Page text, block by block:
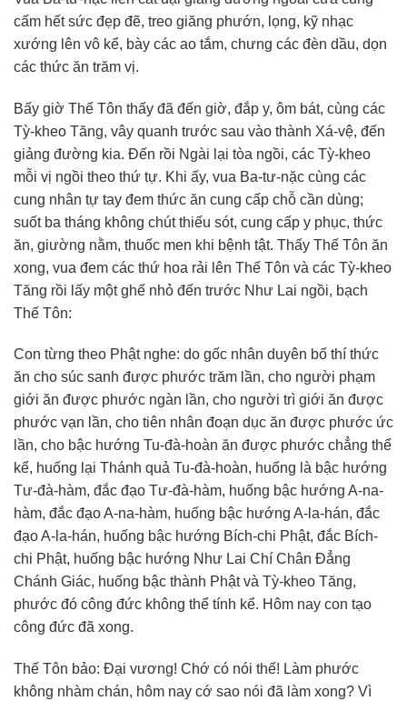
cấm hết sức đẹp đẽ, treo giăng phướn, lọng, kỹ nhạc
xướng lên vô kể, bày các ao tắm, chưng các đèn dầu, dọn
các thức ăn trăm vị.
Bấy giờ Thế Tôn thấy đã đến giờ, đắp y, ôm bát, cùng các
Tỳ-kheo Tăng, vây quanh trước sau vào thành Xá-vệ, đến
giảng đường kia. Đến rồi Ngài lại tòa ngồi, các Tỳ-kheo
mỗi vị ngồi theo thứ tự. Khi ấy, vua Ba-tư-nặc cùng các
cung nhân tự tay đem thức ăn cung cấp chỗ cần dùng;
suốt ba tháng không chút thiếu sót, cung cấp y phục, thức
ăn, giường nằm, thuốc men khi bệnh tật. Thấy Thế Tôn ăn
xong, vua đem các thứ hoa rải lên Thế Tôn và các Tỳ-kheo
Tăng rồi lấy một ghế nhỏ đến trước Như Lai ngồi, bạch
Thế Tôn:
Con từng theo Phật nghe: do gốc nhân duyên bố thí thức
ăn cho súc sanh được phước trăm lần, cho người phạm
giới ăn được phước ngàn lần, cho người trì giới ăn được
phước vạn lần, cho tiên nhân đoạn dục ăn được phước ức
lần, cho bậc hướng Tu-đà-hoàn ăn được phước chẳng thể
kể, huống lại Thánh quả Tu-đà-hoàn, huống là bậc hướng
Tư-đà-hàm, đắc đạo Tư-đà-hàm, huống bậc hướng A-na-
hàm, đắc đạo A-na-hàm, huống bậc hướng A-la-hán, đắc
đạo A-la-hán, huống bậc hướng Bích-chi Phật, đắc Bích-
chi Phật, huống bậc hướng Như Lai Chí Chân Đẳng
Chánh Giác, huống bậc thành Phật và Tỳ-kheo Tăng,
phước đó công đức không thể tính kể. Hôm nay con tạo
công đức đã xong.
Thế Tôn bảo: Đại vương! Chớ có nói thế! Làm phước
không nhàm chán, hôm nay cớ sao nói đã làm xong? Vì